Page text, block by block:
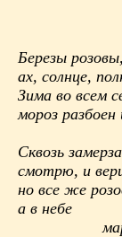
Березы
ах, солнце,
Зима во всем
мороз разбоен
Сквозь
смотрю, и
но все же
а в небе
марта